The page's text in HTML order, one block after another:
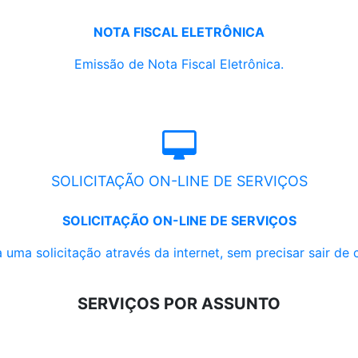
NOTA FISCAL ELETRÔNICA
Emissão de Nota Fiscal Eletrônica.
SOLICITAÇÃO ON-LINE DE SERVIÇOS
SOLICITAÇÃO ON-LINE DE SERVIÇOS
uma solicitação através da internet, sem precisar sair de
SERVIÇOS POR ASSUNTO